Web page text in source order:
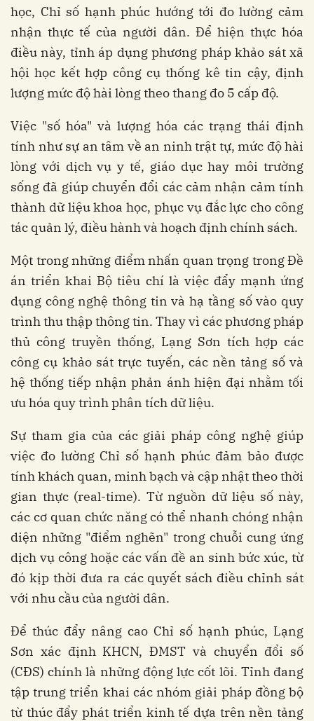
học, Chỉ số hạnh phúc hướng tới đo lường cảm
nhận thực tế của người dân. Để hiện thực hóa
điều này, tỉnh áp dụng phương pháp khảo sát xã
hội học kết hợp công cụ thống kê tin cậy, định
lượng mức độ hài lòng theo thang đo 5 cấp độ.
Việc "số hóa" và lượng hóa các trạng thái định
tính như sự an tâm về an ninh trật tự, mức độ hài
lòng với dịch vụ y tế, giáo dục hay môi trường
sống đã giúp chuyển đổi các cảm nhận cảm tính
thành dữ liệu khoa học, phục vụ đắc lực cho công
tác quản lý, điều hành và hoạch định chính sách.
Một trong những điểm nhấn quan trọng trong Đề
án triển khai Bộ tiêu chí là việc đẩy mạnh ứng
dụng công nghệ thông tin và hạ tầng số vào quy
trình thu thập thông tin. Thay vì các phương pháp
thủ công truyền thống, Lạng Sơn tích hợp các
công cụ khảo sát trực tuyến, các nền tảng số và
hệ thống tiếp nhận phản ánh hiện đại nhằm tối
ưu hóa quy trình phân tích dữ liệu.
Sự tham gia của các giải pháp công nghệ giúp
việc đo lường Chỉ số hạnh phúc đảm bảo được
tính khách quan, minh bạch và cập nhật theo thời
gian thực (real-time). Từ nguồn dữ liệu số này,
các cơ quan chức năng có thể nhanh chóng nhận
diện những "điểm nghẽn" trong chuỗi cung ứng
dịch vụ công hoặc các vấn đề an sinh bức xúc, từ
đó kịp thời đưa ra các quyết sách điều chỉnh sát
với nhu cầu của người dân.
Để thúc đẩy nâng cao Chỉ số hạnh phúc, Lạng
Sơn xác định KHCN, ĐMST và chuyển đổi số
(CĐS) chính là những động lực cốt lõi. Tỉnh đang
tập trung triển khai các nhóm giải pháp đồng bộ
từ thúc đẩy phát triển kinh tế dựa trên nền tảng